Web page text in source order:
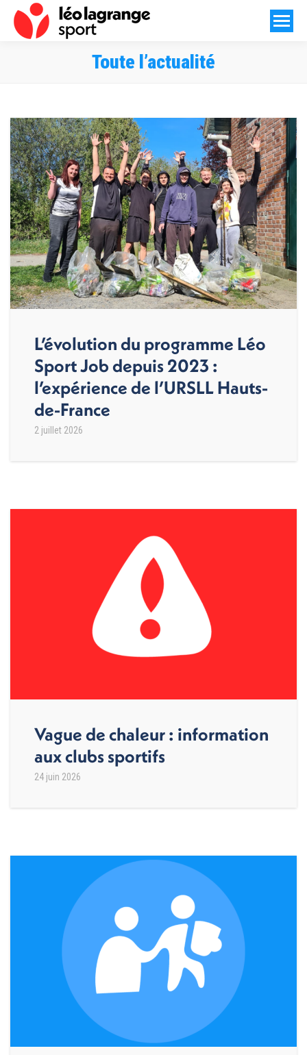
Toute l’actualité
L’évolution du programme Léo
Sport Job depuis 2023 :
l’expérience de l’URSLL Hauts-
de-France
2 juillet 2026
Vague de chaleur : information
aux clubs sportifs
24 juin 2026